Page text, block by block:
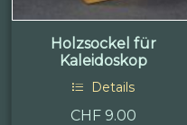
Holzsockel für
Kaleidoskop
Details
CHF 9.00